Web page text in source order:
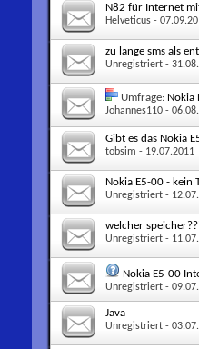
N82 für Internet
Helveticus -
zu lange sms als
Unregistriert -
Umfrage: Nokia
Johannes110 -
Gibt es das Nokia
tobsim - 19.07.2011
Nokia E5-00 - kein
Unregistriert -
welcher
Unregistriert -
Nokia E5-00
Unregistriert -
Java
Unregistriert -